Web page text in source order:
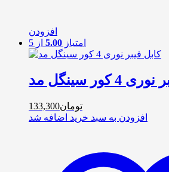
افزودن
امتیاز 5.00 از 5
کور سینگل مد
تومان133,300
افزودن به سبد خرید اضافه شد